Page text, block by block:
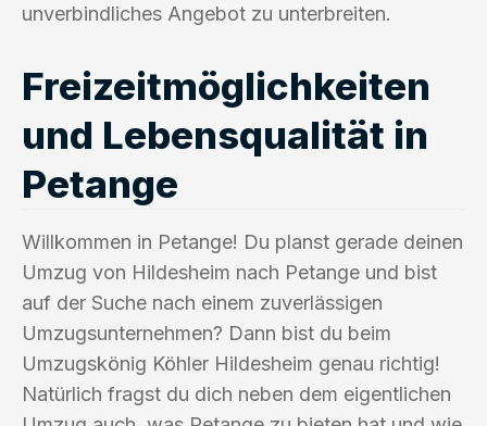
unverbindliches Angebot zu unterbreiten.
Freizeitmöglichkeiten
und Lebensqualität in
Petange
Willkommen in Petange! Du planst gerade deinen
Umzug von Hildesheim nach Petange und bist
auf der Suche nach einem zuverlässigen
Umzugsunternehmen? Dann bist du beim
Umzugskönig Köhler Hildesheim genau richtig!
Natürlich fragst du dich neben dem eigentlichen